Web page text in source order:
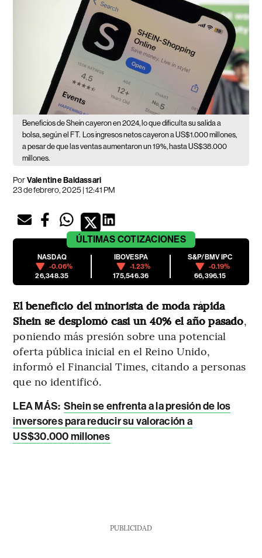
Beneficios de Shein cayeron en 2024, lo que dificulta su salida a
bolsa, según el FT. Los ingresos netos cayeron a US$1.000 millones,
a pesar de que las ventas aumentaron un 19%, hasta US$38.000
millones.
PorValentine Baldassari
23 de febrero, 2025 | 12:41 PM
ÚLTIMAS COTIZACIONES
NASDAQ
-0.06%
26,348.35
IBOVESPA
-1.23%
175,546.36
S&P/BMV IPC
-0.19%
66,396.15
El beneficio del minorista de moda rápida
Shein se desplomó casi un 40% el año pasado,
poniendo más presión sobre una potencial
oferta pública inicial en el Reino Unido,
informó el Financial Times, citando a personas
que no identificó.
LEA MÁS: Shein se enfrenta a la presión de los
inversores para reducir su valoración a
US$30.000 millones
PUBLICIDAD